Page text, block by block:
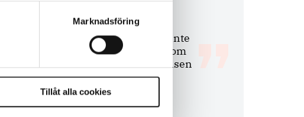
Marknadsföring
Tillåt alla cookies
8 juli 2026
Replik:
Det är inte
evidenskrav som
bakbinder polisen
7 juli 2026